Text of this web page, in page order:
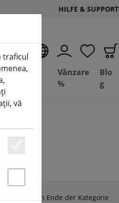
HILFE & SUPPORT
RO
Basil
Vânzare
%
Blo
g
am Ende der Kategorie
traficul
vă